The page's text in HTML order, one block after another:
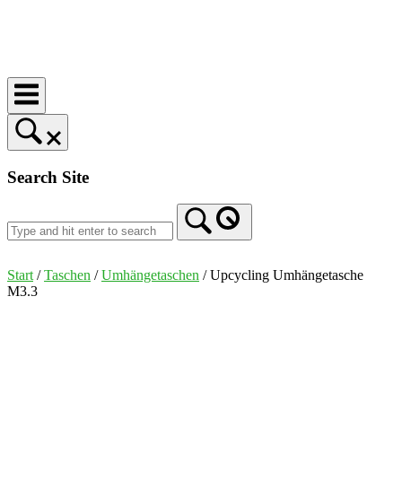
Search Site
Start/Taschen /Umhängetaschen / Upcycling Umhängetasche
M3.3